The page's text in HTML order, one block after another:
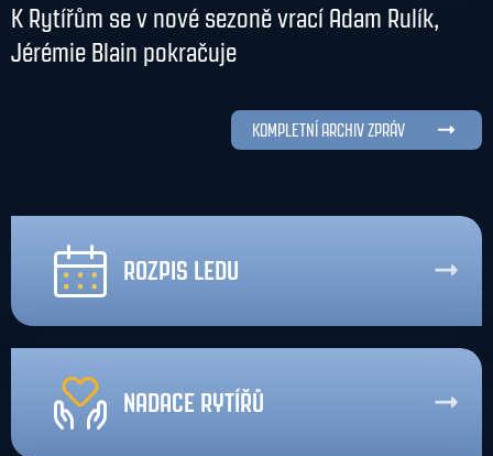
K Rytířům se v nové sezoně vrací Adam Rulík,
Jérémie Blain pokračuje
KOMPLETNÍ ARCHIV ZPRÁV
ROZPIS LEDU
NADACE RYTÍŘŮ